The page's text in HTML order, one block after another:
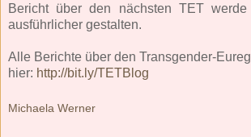
Bericht über den nächsten TET
ausführlicher gestalten.
Alle Berichte über den Transgender-
hier: http://bit.ly/TETBlog
Michaela Werner